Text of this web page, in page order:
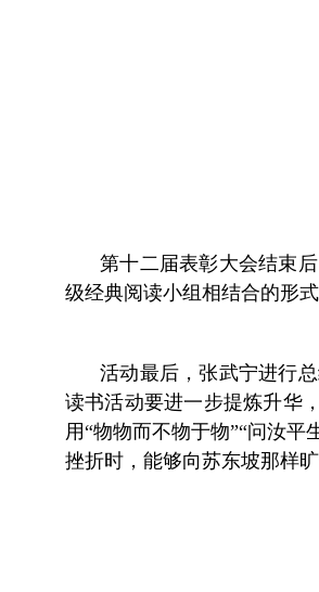
第十二届表彰大会结束
级经典阅读小组相结合的形
活动最后，张武宁进行
读书活动要进一步提炼升华
用“物物而不物于物”“问汝
挫折时，能够向苏东坡那样